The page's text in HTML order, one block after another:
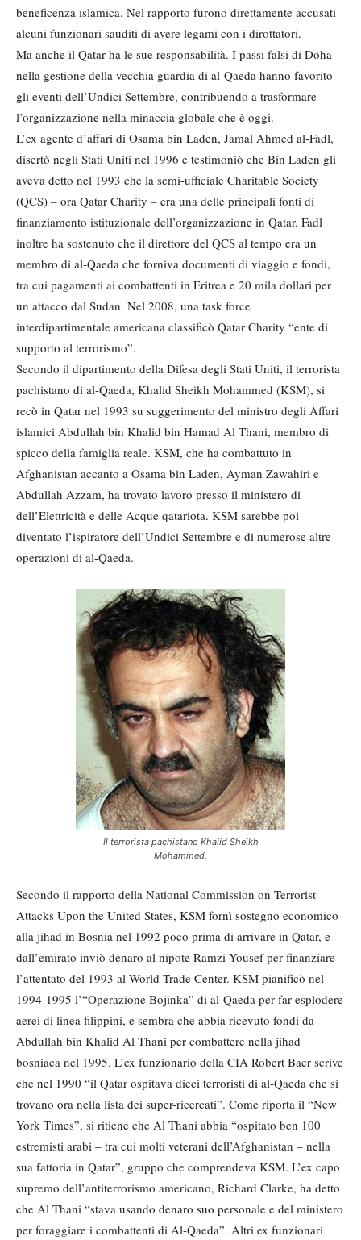
beneficenza islamica. Nel rapporto furono direttamente accusati
alcuni funzionari sauditi di avere legami con i dirottatori.
Ma anche il Qatar ha le sue responsabilità. I passi falsi di Doha
nella gestione della vecchia guardia di al-Qaeda hanno favorito
gli eventi dell’Undici Settembre, contribuendo a trasformare
l’organizzazione nella minaccia globale che è oggi.
L’ex agente d’affari di Osama bin Laden, Jamal Ahmed al-Fadl,
disertò negli Stati Uniti nel 1996 e testimoniò che Bin Laden gli
aveva detto nel 1993 che la semi-ufficiale Charitable Society
(QCS) – ora Qatar Charity – era una delle principali fonti di
finanziamento istituzionale dell’organizzazione in Qatar. Fadl
inoltre ha sostenuto che il direttore del QCS al tempo era un
membro di al-Qaeda che forniva documenti di viaggio e fondi,
tra cui pagamenti ai combattenti in Eritrea e 20 mila dollari per
un attacco dal Sudan. Nel 2008, una task force
interdipartimentale americana classificò Qatar Charity “ente di
supporto al terrorismo”.
Secondo il dipartimento della Difesa degli Stati Uniti, il terrorista
pachistano di al-Qaeda, Khalid Sheikh Mohammed (KSM), si
recò in Qatar nel 1993 su suggerimento del ministro degli Affari
islamici Abdullah bin Khalid bin Hamad Al Thani, membro di
spicco della famiglia reale. KSM, che ha combattuto in
Afghanistan accanto a Osama bin Laden, Ayman Zawahiri e
Abdullah Azzam, ha trovato lavoro presso il ministero di
dell’Elettricità e delle Acque qatariota. KSM sarebbe poi
diventato l’ispiratore dell’Undici Settembre e di numerose altre
operazioni di al-Qaeda.
Il terrorista pachistano Khalid Sheikh
Mohammed.
Secondo il rapporto della National Commission on Terrorist
Attacks Upon the United States, KSM fornì sostegno economico
alla jihad in Bosnia nel 1992 poco prima di arrivare in Qatar, e
dall’emirato inviò denaro al nipote Ramzi Yousef per finanziare
l’attentato del 1993 al World Trade Center. KSM pianificò nel
1994-1995 l’“Operazione Bojinka” di al-Qaeda per far esplodere
aerei di linea filippini, e sembra che abbia ricevuto fondi da
Abdullah bin Khalid Al Thani per combattere nella jihad
bosniaca nel 1995. L’ex funzionario della CIA Robert Baer scrive
che nel 1990 “il Qatar ospitava dieci terroristi di al-Qaeda che si
trovano ora nella lista dei super-ricercati”. Come riporta il “New
York Times”, si ritiene che Al Thani abbia “ospitato ben 100
estremisti arabi – tra cui molti veterani dell’Afghanistan – nella
sua fattoria in Qatar”, gruppo che comprendeva KSM. L’ex capo
supremo dell’antiterrorismo americano, Richard Clarke, ha detto
che Al Thani “stava usando denaro suo personale e del ministero
per foraggiare i combattenti di Al-Qaeda”. Altri ex funzionari